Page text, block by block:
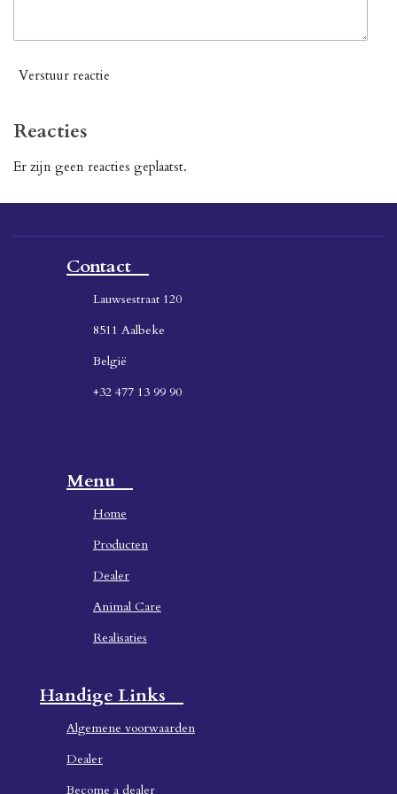
Verstuur reactie
Reacties
Er zijn geen reacties geplaatst.
Contact
Lauwsestraat 120
8511 Aalbeke
België
+32 477 13 99 90
Menu
Home
Producten
Dealer
Animal Care
Realisaties
Handige Links
Algemene voorwaarden
Dealer
Become a dealer